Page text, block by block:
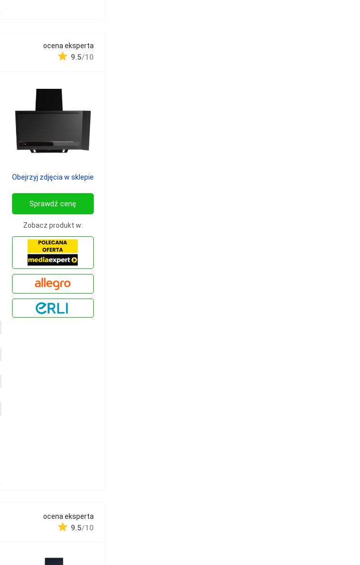
ocena eksperta
9.5/10
Obejrzyj zdjęcia w sklepie
Sprawdź cenę
Zobacz produkt w:
ocena eksperta
9.5/10